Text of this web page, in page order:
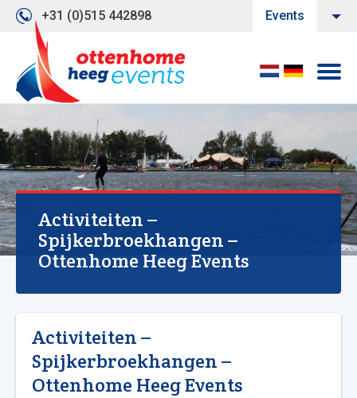
+31 (0)515 442898 Events
Activiteiten –
Spijkerbroekhangen –
Ottenhome Heeg Events
Activiteiten –
Spijkerbroekhangen –
Ottenhome Heeg Events